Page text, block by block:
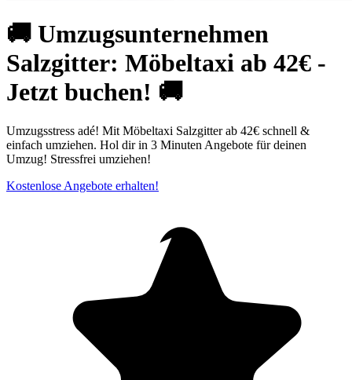
🚚 Umzugsunternehmen
Salzgitter: Möbeltaxi ab 42€ -
Jetzt buchen! 🚚
Umzugsstress adé! Mit Möbeltaxi Salzgitter ab 42€ schnell &
einfach umziehen. Hol dir in 3 Minuten Angebote für deinen
Umzug! Stressfrei umziehen!
Kostenlose Angebote erhalten!